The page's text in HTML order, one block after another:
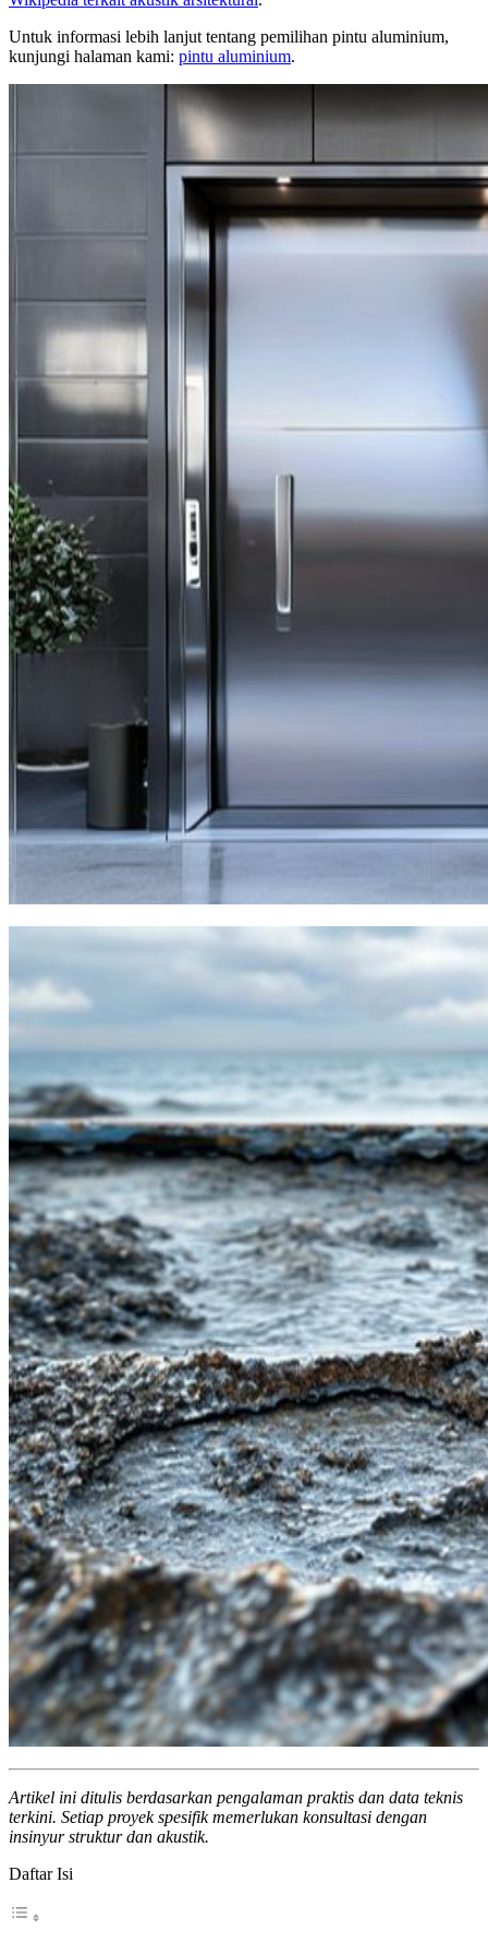
Untuk informasi lebih lanjut tentang pemilihan pintu aluminium,
kunjungi halaman kami: pintu aluminium.
Artikel ini ditulis berdasarkan pengalaman praktis dan data teknis
terkini. Setiap proyek spesifik memerlukan konsultasi dengan
insinyur struktur dan akustik.
Daftar Isi